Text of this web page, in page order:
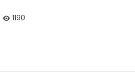
1190